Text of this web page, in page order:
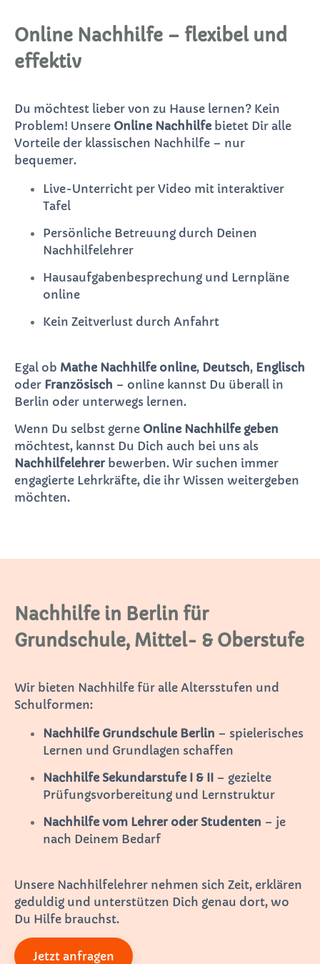
Online Nachhilfe – flexibel und
effektiv
Du möchtest lieber von zu Hause lernen? Kein
Problem! Unsere Online Nachhilfe bietet Dir alle
Vorteile der klassischen Nachhilfe – nur
bequemer.
Live-Unterricht per Video mit interaktiver
Tafel
Persönliche Betreuung durch Deinen
Nachhilfelehrer
Hausaufgabenbesprechung und Lernpläne
online
Kein Zeitverlust durch Anfahrt
Egal ob Mathe Nachhilfe online, Deutsch, Englisch
oder Französisch – online kannst Du überall in
Berlin oder unterwegs lernen.
Wenn Du selbst gerne Online Nachhilfe geben
möchtest, kannst Du Dich auch bei uns als
Nachhilfelehrerbewerben. Wir suchen immer
engagierte Lehrkräfte, die ihr Wissen weitergeben
möchten.
Nachhilfe in Berlin für
Grundschule, Mittel- & Oberstufe
Wir bieten Nachhilfe für alle Altersstufen und
Schulformen:
Nachhilfe Grundschule Berlin – spielerisches
Lernen und Grundlagen schaffen
Nachhilfe Sekundarstufe I & II – gezielte
Prüfungsvorbereitung und Lernstruktur
Nachhilfe vom Lehrer oder Studenten – je
nach Deinem Bedarf
Unsere Nachhilfelehrer nehmen sich Zeit, erklären
geduldig und unterstützen Dich genau dort, wo
Du Hilfe brauchst.
Jetzt anfragen